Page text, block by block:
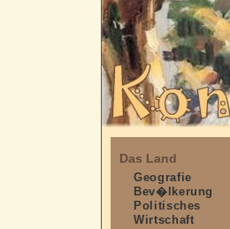
Das Land
Geografie
Bev�lkerung
Politisches
Wirtschaft